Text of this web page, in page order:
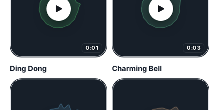
0:01
Ding Dong
0:03
Charming Bell